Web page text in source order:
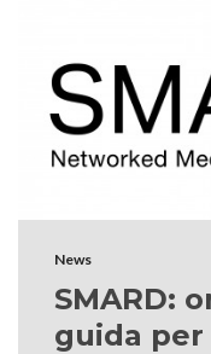
News
SMARD:
guida